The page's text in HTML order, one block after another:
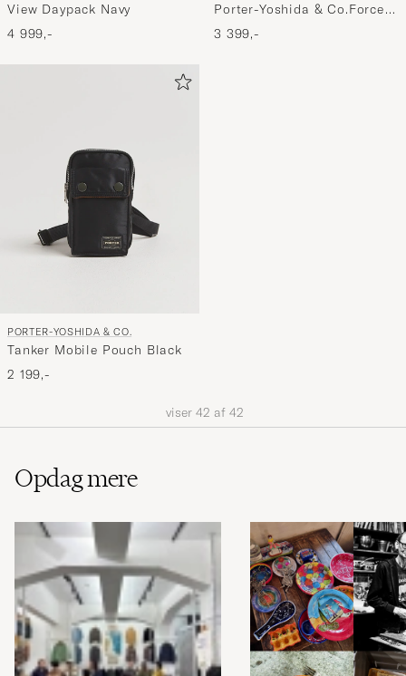
View Daypack Navy
4 999,-
Porter-Yoshida & Co.Force
Shoulder BagBlack
3 399,-
PORTER-YOSHIDA & CO.
Tanker Mobile Pouch Black
2 199,-
viser 42 af 42
Opdag mere